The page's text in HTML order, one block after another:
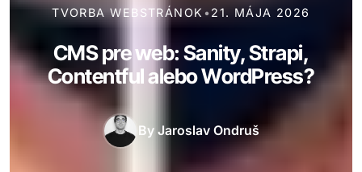
TVORBA WEBSTRÁNOK•21. MÁJA 2026
CMS pre web: Sanity, Strapi,
Contentful alebo WordPress?
By Jaroslav Ondruš